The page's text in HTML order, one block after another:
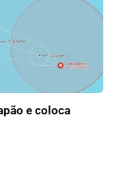
e coloca